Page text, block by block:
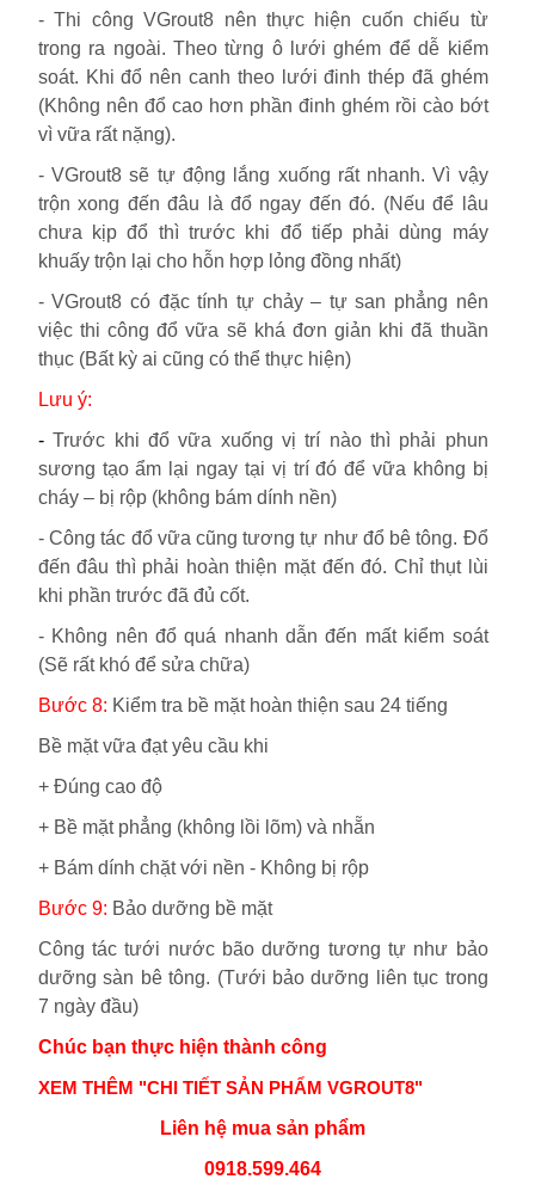
-Thi công VGrout8 nên thực hiện cuốn chiếu từ
trong ra ngoài. Theo từng ô lưới ghém để dễ kiểm
soát. Khi đổ nên canh theo lưới đinh thép đã ghém
(Không nên đổ cao hơn phần đinh ghém rồi cào bớt
vì vữa rất nặng).
-VGrout8 sẽ tự động lắng xuống rất nhanh. Vì vậy
trộn xong đến đâu là đổ ngay đến đó. (Nếu để lâu
chưa kịp đổ thì trước khi đổ tiếp phải dùng máy
khuấy trộn lại cho hỗn hợp lỏng đồng nhất)
-VGrout8 có đặc tính tự chảy – tự san phẳng nên
việc thi công đổ vữa sẽ khá đơn giản khi đã thuần
thục (Bất kỳ ai cũng có thể thực hiện)
Lưu ý:
-Trước khi đổ vữa xuống vị trí nào thì phải phun
sương tạo ẩm lại ngay tại vị trí đó để vữa không bị
cháy – bị rộp (không bám dính nền)
-Công tác đổ vữa cũng tương tự như đổ bê tông. Đổ
đến đâu thì phải hoàn thiện mặt đến đó. Chỉ thụt lùi
khi phần trước đã đủ cốt.
- Không nên đổ quá nhanh dẫn đến mất kiểm soát
(Sẽ rất khó để sửa chữa)
Bước 8: Kiểm tra bề mặt hoàn thiện sau 24 tiếng
Bề mặt vữa đạt yêu cầu khi
+ Đúng cao độ
+ Bề mặt phẳng (không lồi lõm) và nhẵn
+ Bám dính chặt với nền - Không bị rộp
Bước 9: Bảo dưỡng bề mặt
Công tác tưới nước bão dưỡng tương tự như bảo
dưỡng sàn bê tông. (Tưới bảo dưỡng liên tục trong
7 ngày đầu)
Chúc bạn thực hiện thành công
XEM THÊM "CHI TIẾT SẢN PHẨM VGROUT8"
Liên hệ mua sản phẩm
0918.599.464